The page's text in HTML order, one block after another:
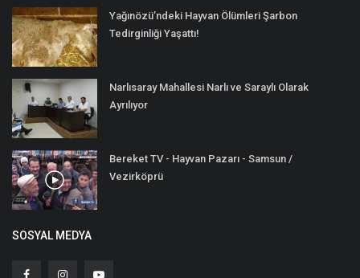
Yağınözü’ndeki Hayvan Ölümleri Şarbon
Tedirginliği Yaşattı!
Narlısaray Mahallesi Narlı ve Saraylı Olarak
Ayrılıyor
Bereket TV - Hayvan Pazarı - Samsun /
Vezirköprü
SOSYAL MEDYA